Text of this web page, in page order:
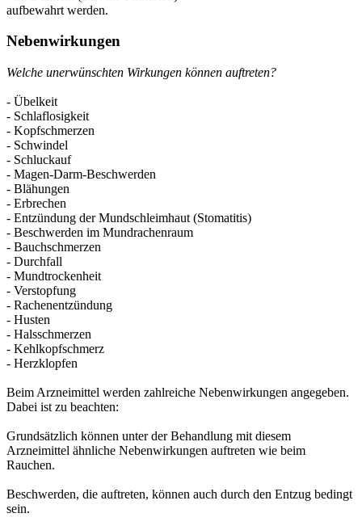
aufbewahrt werden.
Nebenwirkungen
Welche unerwünschten Wirkungen können auftreten?
- Übelkeit
- Schlaflosigkeit
- Kopfschmerzen
- Schwindel
- Schluckauf
- Magen-Darm-Beschwerden
- Blähungen
- Erbrechen
- Entzündung der Mundschleimhaut (Stomatitis)
- Beschwerden im Mundrachenraum
- Bauchschmerzen
- Durchfall
- Mundtrockenheit
- Verstopfung
- Rachenentzündung
- Husten
- Halsschmerzen
- Kehlkopfschmerz
- Herzklopfen
Beim Arzneimittel werden zahlreiche Nebenwirkungen angegeben.
Dabei ist zu beachten:
Grundsätzlich können unter der Behandlung mit diesem
Arzneimittel ähnliche Nebenwirkungen auftreten wie beim
Rauchen.
Beschwerden, die auftreten, können auch durch den Entzug bedingt
sein.